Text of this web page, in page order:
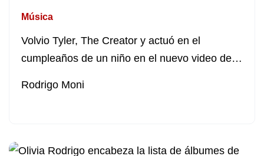
Música
Volvio Tyler, The Creator y actuó en el
cumpleaños de un niño en el nuevo video de
Rodrigo Moni